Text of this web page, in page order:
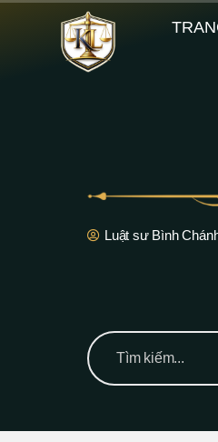
Luật sư Bình